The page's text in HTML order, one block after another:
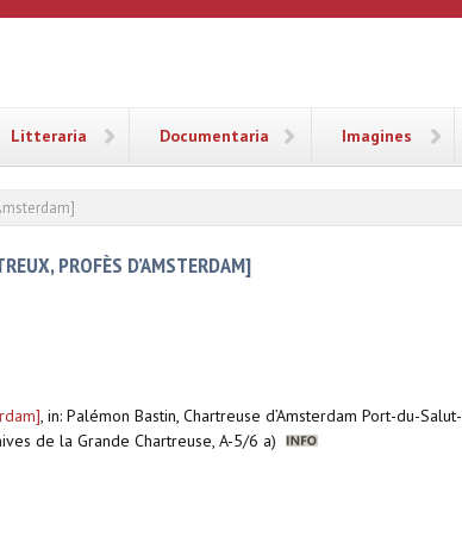
Litteraria Documentaria Imagines
PROFÈS D’AMSTERDAM]
, in: Palémon Bastin, Chartreuse d’Amsterdam Port-du-
de la Grande Chartreuse, A-5/6 a)